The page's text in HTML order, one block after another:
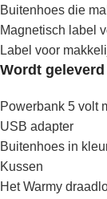
Buitenhoes die
Magnetisch label
Label voor
Wordt
Powerbank 5 volt
USB adapter
Buitenhoes in
Kussen
Het Warmy